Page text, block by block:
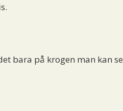
bara på krogen man kan se